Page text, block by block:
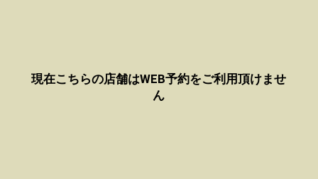
現在こちらの店舗はWEB予約をご利用頂けませ
ん